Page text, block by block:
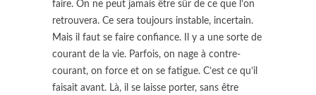
faire. On ne peut jamais être sûr de ce que l’on
retrouvera. Ce sera toujours instable, incertain.
Mais il faut se faire confiance. Il y a une sorte de
courant de la vie. Parfois, on nage à contre-
courant, on force et on se fatigue. C’est ce qu’il
faisait avant. Là, il se laisse porter, sans être